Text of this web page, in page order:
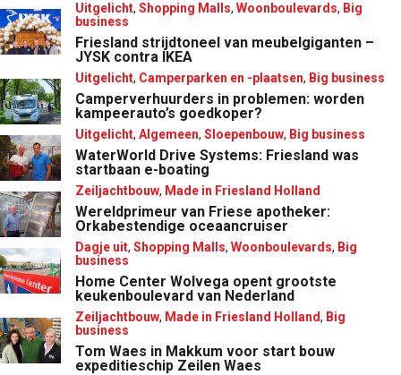
Friesland strijdtoneel van meubelgiganten –
JYSK contra IKEA
Uitgelicht, Shopping Malls, Woonboulevards, Big
business
Camperverhuurders in problemen: worden
kampeerauto’s goedkoper?
Uitgelicht, Camperparken en -plaatsen, Big business
WaterWorld Drive Systems: Friesland was
startbaan e-boating
Uitgelicht, Algemeen, Sloepenbouw, Big business
Wereldprimeur van Friese apotheker:
Orkabestendige oceaancruiser
Zeiljachtbouw, Made in Friesland Holland
Home Center Wolvega opent grootste
keukenboulevard van Nederland
Dagje uit, Shopping Malls, Woonboulevards, Big
business
Tom Waes in Makkum voor start bouw
expeditieschip Zeilen Waes
Zeiljachtbouw, Made in Friesland Holland, Big
business